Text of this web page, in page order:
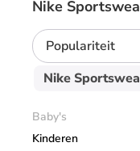
Nike
Populariteit
Nike
Baby's
Kinderen